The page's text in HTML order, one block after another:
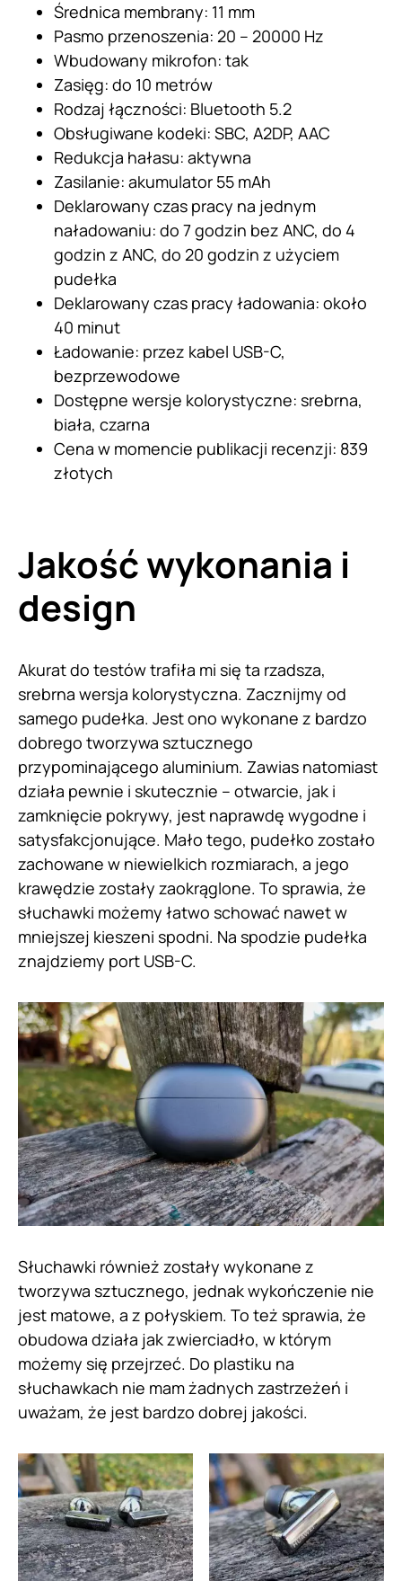
Średnica membrany: 11 mm
Pasmo przenoszenia: 20 – 20000 Hz
Wbudowany mikrofon: tak
Zasięg: do 10 metrów
Rodzaj łączności: Bluetooth 5.2
Obsługiwane kodeki: SBC, A2DP, AAC
Redukcja hałasu: aktywna
Zasilanie: akumulator 55 mAh
Deklarowany czas pracy na jednym
naładowaniu: do 7 godzin bez ANC, do 4
godzin z ANC, do 20 godzin z użyciem
pudełka
Deklarowany czas pracy ładowania: około
40 minut
Ładowanie: przez kabel USB-C,
bezprzewodowe
Dostępne wersje kolorystyczne: srebrna,
biała, czarna
Cena w momencie publikacji recenzji: 839
złotych
Jakość wykonania i
design
Akurat do testów trafiła mi się ta rzadsza,
srebrna wersja kolorystyczna. Zacznijmy od
samego pudełka. Jest ono wykonane z bardzo
dobrego tworzywa sztucznego
przypominającego aluminium. Zawias natomiast
działa pewnie i skutecznie – otwarcie, jak i
zamknięcie pokrywy, jest naprawdę wygodne i
satysfakcjonujące. Mało tego, pudełko zostało
zachowane w niewielkich rozmiarach, a jego
krawędzie zostały zaokrąglone. To sprawia, że
słuchawki możemy łatwo schować nawet w
mniejszej kieszeni spodni. Na spodzie pudełka
znajdziemy port USB-C.
Słuchawki również zostały wykonane z
tworzywa sztucznego, jednak wykończenie nie
jest matowe, a z połyskiem. To też sprawia, że
obudowa działa jak zwierciadło, w którym
możemy się przejrzeć. Do plastiku na
słuchawkach nie mam żadnych zastrzeżeń i
uważam, że jest bardzo dobrej jakości.